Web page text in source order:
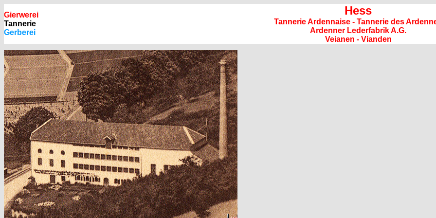
Gierwerei
Tannerie
Gerberei
Hess
Tannerie Ardennaise - Tannerie des
Ardenner Lederfabrik A.G.
Veianen - Vianden